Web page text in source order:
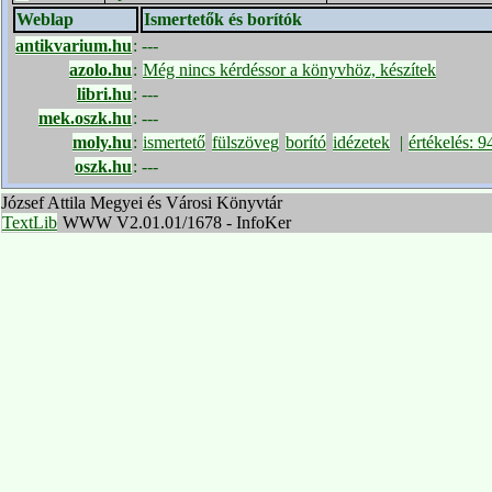
Weblap
Ismertetők és borítók
antikvarium.hu: ---
azolo.hu: Még nincs kérdéssor a könyvhöz, készítek
libri.hu: ---
mek.oszk.hu: ---
moly.hu: ismertető fülszöveg borító idézetek | értékelés:
oszk.hu: ---
József Attila Megyei és Városi Könyvtár
TextLib WWW V2.01.01/1678 - InfoKer